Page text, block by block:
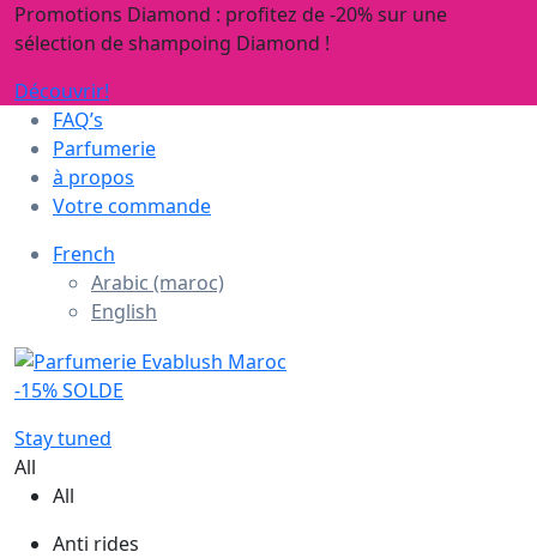
Promotions Diamond : profitez de -20% sur une
sélection de shampoing Diamond !
Découvrir!
FAQ’s
Parfumerie
à propos
Votre commande
French
Arabic (maroc)
English
-15% SOLDE
Stay tuned
All
All
Anti rides